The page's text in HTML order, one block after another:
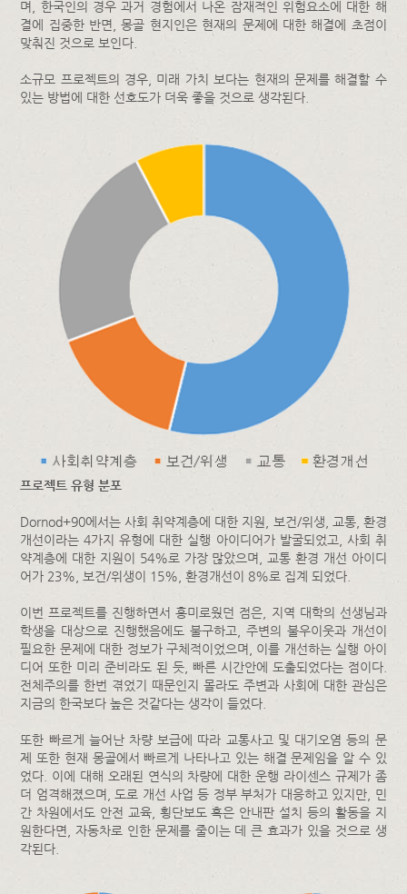
며, 한국인의 경우 과거 경험에서 나온 잠재적인 위험요소에 대한 해
결에 집중한 반면, 몽골 현지인은 현재의 문제에 대한 해결에 초점이
맞춰진 것으로 보인다.
소규모 프로젝트의 경우, 미래 가치 보다는 현재의 문제를 해결할 수
있는 방법에 대한 선호도가 더욱 좋을 것으로 생각된다.
프로젝트 유형 분포
Dornod+90에서는 사회 취약계층에 대한 지원, 보건/위생, 교통, 환경
개선이라는 4가지 유형에 대한 실행 아이디어가 발굴되었고, 사회 취
약계층에 대한 지원이 54%로 가장 많았으며, 교통 환경 개선 아이디
어가 23%, 보건/위생이 15%, 환경개선이 8%로 집계 되었다.
이번 프로젝트를 진행하면서 흥미로웠던 점은, 지역 대학의 선생님과
학생을 대상으로 진행했음에도 불구하고, 주변의 불우이웃과 개선이
필요한 문제에 대한 정보가 구체적이었으며, 이를 개선하는 실행 아이
디어 또한 미리 준비라도 된 듯, 빠른 시간안에 도출되었다는 점이다.
전체주의를 한번 겪었기 때문인지 몰라도 주변과 사회에 대한 관심은
지금의 한국보다 높은 것같다는 생각이 들었다.
또한 빠르게 늘어난 차량 보급에 따라 교통사고 및 대기오염 등의 문
제 또한 현재 몽골에서 빠르게 나타나고 있는 해결 문제임을 알 수 있
었다. 이에 대해 오래된 연식의 차량에 대한 운행 라이센스 규제가 좀
더 엄격해졌으며, 도로 개선 사업 등 정부 부처가 대응하고 있지만, 민
간 차원에서도 안전 교육, 횡단보도 혹은 안내판 설치 등의 활동을 지
원한다면, 자동차로 인한 문제를 줄이는 데 큰 효과가 있을 것으로 생
각된다.